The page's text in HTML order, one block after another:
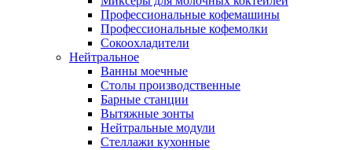
Профессиональные кофемашины
Профессиональные кофемолки
Сокоохладители
Нейтральное
Ванны моечные
Столы производственные
Барные станции
Вытяжные зонты
Нейтральные модули
Стеллажи кухонные